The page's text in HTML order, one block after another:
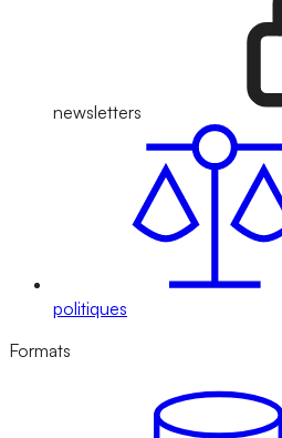
newsletters
politiques
Formats